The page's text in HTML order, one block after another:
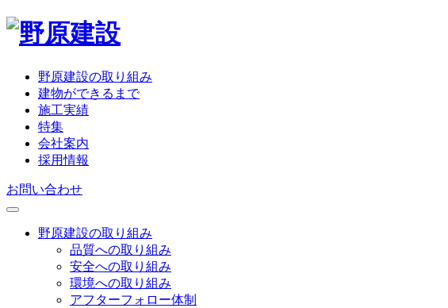
野原建設の取り組み
建物ができるまで
施工実績
特集
会社案内
採用情報
お問い合わせ
野原建設の取り組み
品質への取り組み
安全への取り組み
環境への取り組み
アフターフォロー体制